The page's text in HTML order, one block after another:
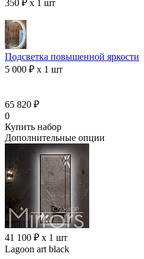
350 ₽ x 1 шт
Подсветка повышенной яркости
5 000 ₽ x 1 шт
65 820 ₽
0
Купить набор
Дополнительные опции
41 100 ₽ x 1 шт
Lagoon art black